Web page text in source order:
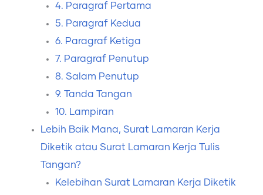
4. Paragraf Pertama
5. Paragraf Kedua
6. Paragraf Ketiga
7. Paragraf Penutup
8. Salam Penutup
9. Tanda Tangan
10. Lampiran
Lebih Baik Mana, Surat Lamaran Kerja
Diketik atau Surat Lamaran Kerja Tulis
Tangan?
Kelebihan Surat Lamaran Kerja Diketik